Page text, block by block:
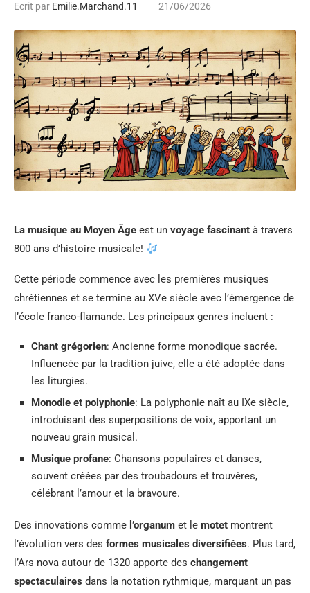
Ecrit par Emilie.Marchand.11 21/06/2026
La musique au Moyen Âge est un voyage fascinant à travers
800 ans d’histoire musicale!
Cette période commence avec les premières musiques
chrétiennes et se termine au XVe siècle avec l’émergence de
l’école franco-flamande. Les principaux genres incluent :
Chant grégorien: Ancienne forme monodique sacrée.
Influencée par la tradition juive, elle a été adoptée dans
les liturgies.
Monodie et polyphonie: La polyphonie naît au IXe siècle,
introduisant des superpositions de voix, apportant un
nouveau grain musical.
Musique profane: Chansons populaires et danses,
souvent créées par des troubadours et trouvères,
célébrant l’amour et la bravoure.
Des innovations comme l’organum et le motet montrent
l’évolution vers des formes musicales diversifiées. Plus tard,
l’Ars nova autour de 1320 apporte des changement
spectaculaires dans la notation rythmique, marquant un pas